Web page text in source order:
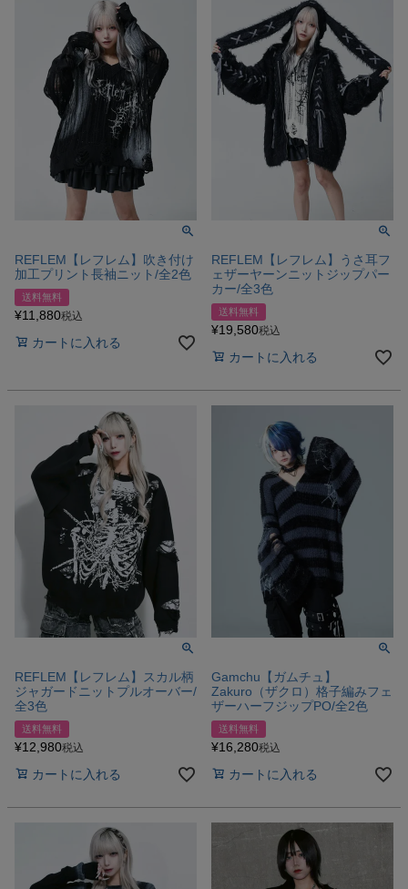
REFLEM【レフレム】吹き付け
加工プリント長袖ニット/全2色
送料無料
¥11,880税込
カートに入れる
REFLEM【レフレム】うさ耳フ
ェザーヤーンニットジップパー
カー/全3色
送料無料
¥19,580税込
カートに入れる
REFLEM【レフレム】スカル柄
ジャガードニットプルオーバー/
全3色
送料無料
¥12,980税込
カートに入れる
Gamchu【ガムチュ】
Zakuro（ザクロ）格子編みフェ
ザーハーフジップPO/全2色
送料無料
¥16,280税込
カートに入れる